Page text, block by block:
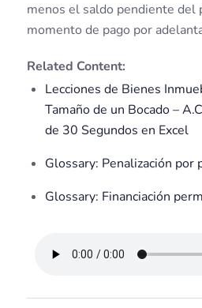
menos el saldo pendiente del
momento de pago por
Related Content:
Lecciones de Bienes
Tamaño de un Bocado –
de 30 Segundos en Excel
Glossary: Penalización por
Glossary: Financiación